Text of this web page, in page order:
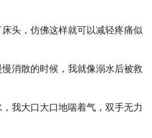
头，仿佛这样就可以减轻疼痛似
消散的时候，我就像溺水后被救
我大口大口地喘着气，双手无力